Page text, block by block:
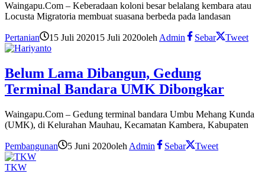
Waingapu.Com – Keberadaan koloni besar belalang kembara atau
Locusta Migratoria membuat suasana berbeda pada landasan
Pertanian 15 Juli 202015 Juli 2020oleh Admin Sebar Tweet
Belum Lama Dibangun, Gedung
Terminal Bandara UMK Dibongkar
Waingapu.Com – Gedung terminal bandara Umbu Mehang Kunda
(UMK), di Kelurahan Mauhau, Kecamatan Kambera, Kabupaten
Pembangunan 5 Juni 2020oleh Admin Sebar Tweet
TKW